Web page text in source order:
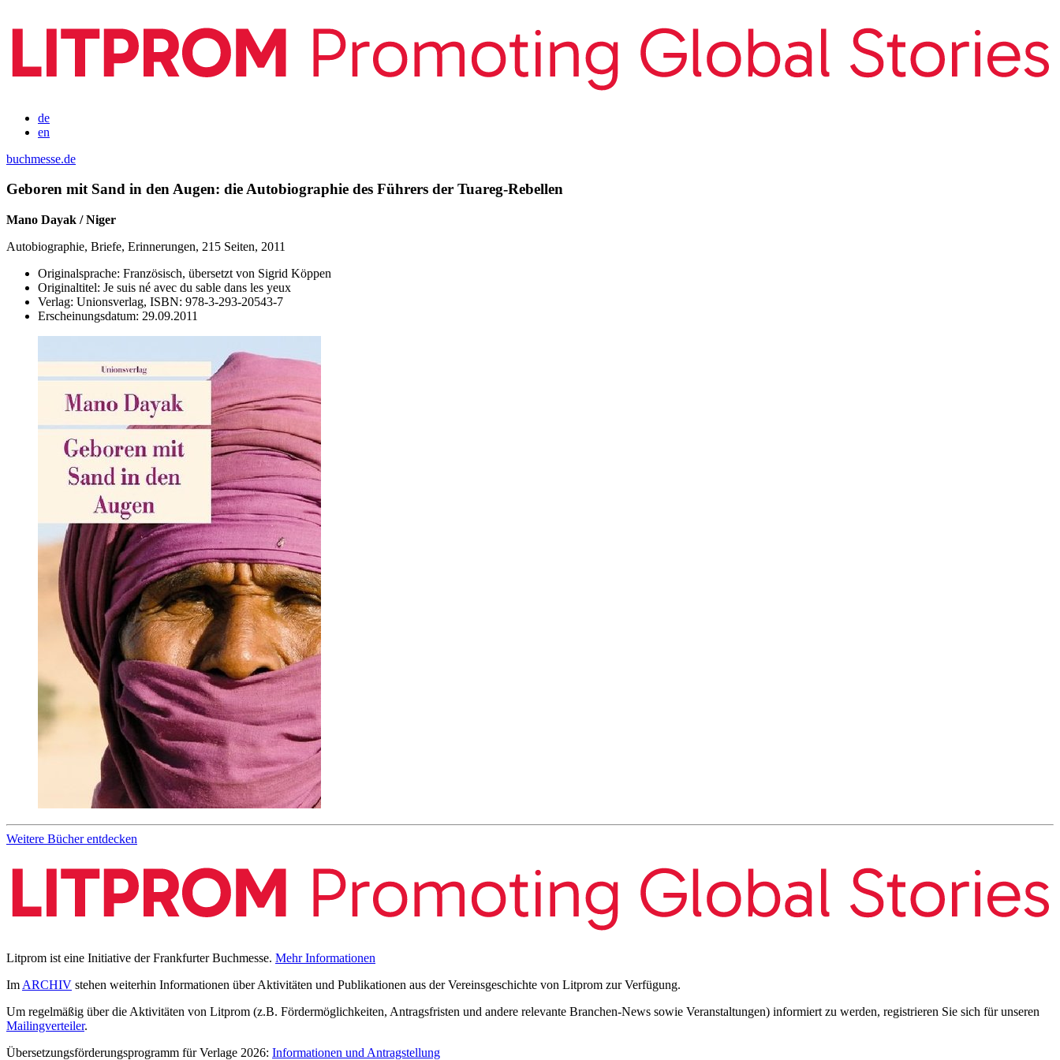
de
en
buchmesse.de
Geboren mit Sand in den Augen: die Autobiographie des Führers der Tuareg-Rebellen
Mano Dayak / Niger
Autobiographie, Briefe, Erinnerungen, 215 Seiten, 2011
Originalsprache: Französisch, übersetzt von Sigrid Köppen
Originaltitel: Je suis né avec du sable dans les yeux
Verlag: Unionsverlag, ISBN: 978-3-293-20543-7
Erscheinungsdatum: 29.09.2011
Weitere Bücher entdecken
Litprom ist eine Initiative der Frankfurter Buchmesse. Mehr Informationen
Im ARCHIV stehen weiterhin Informationen über Aktivitäten und Publikationen aus der Vereinsgeschichte von Litprom zur Verfügung.
Um regelmäßig über die Aktivitäten von Litprom (z.B. Fördermöglichkeiten, Antragsfristen und andere relevante Branchen-News sowie Veranstaltungen) informiert zu werden, registrieren Sie sich für unseren
Mailingverteiler.
Übersetzungsförderungsprogramm für Verlage 2026: Informationen und Antragstellung